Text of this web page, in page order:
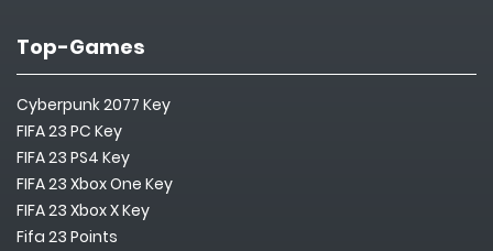
Top-Games
Cyberpunk 2077 Key
FIFA 23 PC Key
FIFA 23 PS4 Key
FIFA 23 Xbox One Key
FIFA 23 Xbox X Key
Fifa 23 Points